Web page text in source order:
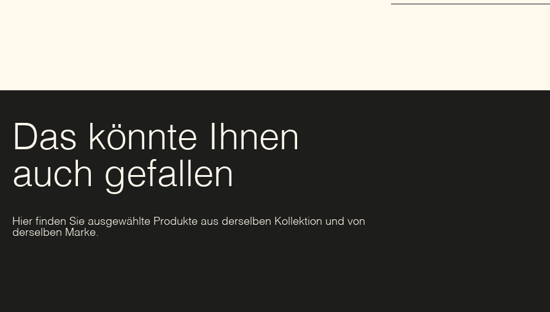
Das könnte Ihnen
auch gefallen
Hier finden Sie ausgewählte Produkte aus derselben Kollektion und von
derselben Marke.